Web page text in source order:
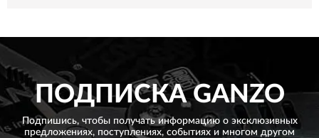
ПОДПИСКАGANZO
Подпишись, чтобы получать информацию о эксклюзивных
предложениях, поступлениях, событиях и многом другом